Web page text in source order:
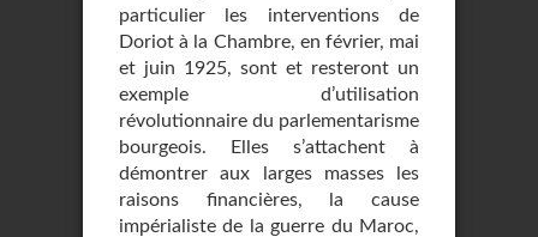
particulier les interventions de
Doriot à la Chambre, en février, mai
et juin 1925, sont et resteront un
exemple d’utilisation
révolutionnaire du parlementarisme
bourgeois. Elles s’attachent à
démontrer aux larges masses les
raisons financières, la cause
impérialiste de la guerre du Maroc,